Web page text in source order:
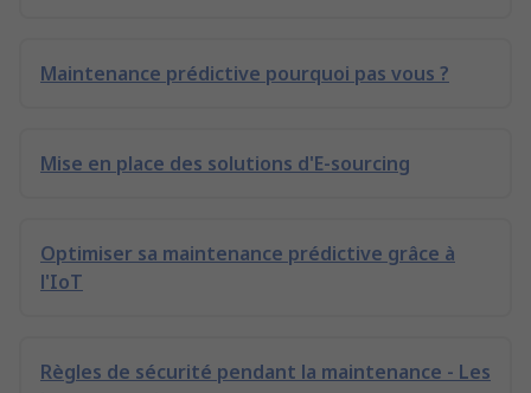
Maintenance prédictive pourquoi pas vous ?
Mise en place des solutions d'E-sourcing
Optimiser sa maintenance prédictive grâce à
l'IoT
Règles de sécurité pendant la maintenance - Les